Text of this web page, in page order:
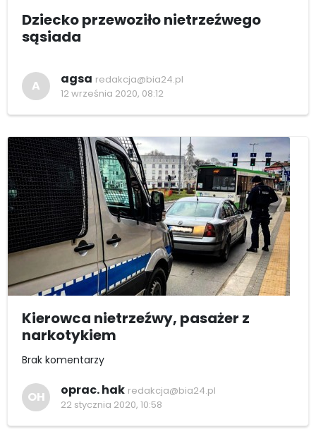
Dziecko przewoziło nietrzeźwego
sąsiada
A agsa redakcja@bia24.pl
12 września 2020, 08:12
Kierowca nietrzeźwy, pasażer z
narkotykiem
Brak komentarzy
OH oprac. hak redakcja@bia24.pl
22 stycznia 2020, 10:58